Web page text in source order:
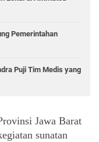
Pemerintahan
Puji Tim Medis yang
Jawa Barat
sunatan